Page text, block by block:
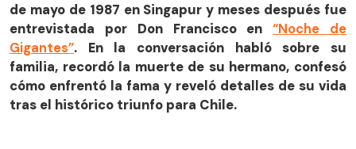
de mayo de 1987 en Singapur y meses después fue
entrevistada por Don Francisco en“Noche de
Gigantes”. En la conversación habló sobre su
familia, recordó la muerte de su hermano, confesó
cómo enfrentó la fama y reveló detalles de su vida
tras el histórico triunfo para Chile.